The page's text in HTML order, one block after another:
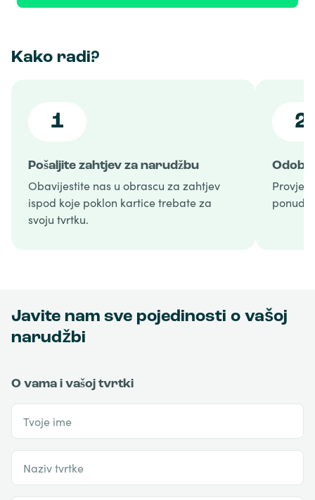
Kako radi?
1
Pošaljite zahtjev za narudžbu
Obavijestite nas u obrascu za zahtjev
ispod koje poklon kartice trebate za
svoju tvrtku.
2
Javite nam sve pojedinosti o vašoj
narudžbi
O vama i vašoj tvrtki
Tvoje ime
Naziv tvrtke